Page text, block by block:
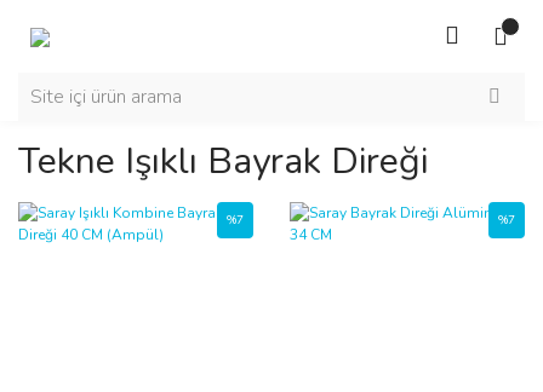
Tekne Işıklı Bayrak Direği
%7 %7